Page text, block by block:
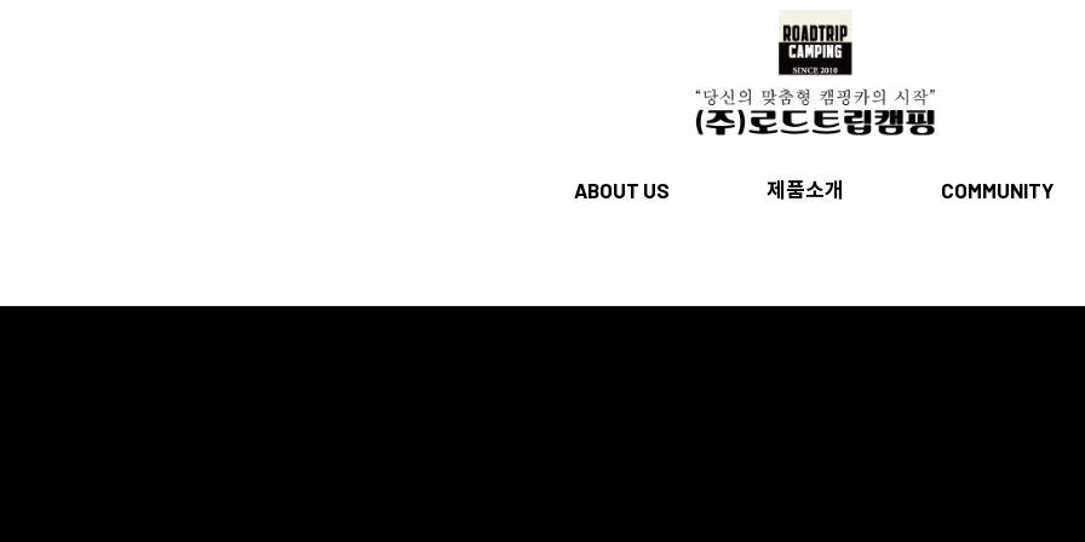
ABOUT US 제품소개 COMMUNITY